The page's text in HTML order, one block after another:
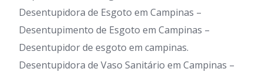
Desentupidora de Esgoto em Campinas –
Desentupimento de Esgoto em Campinas –
Desentupidor de esgoto em campinas.
Desentupidora de Vaso Sanitário em Campinas –